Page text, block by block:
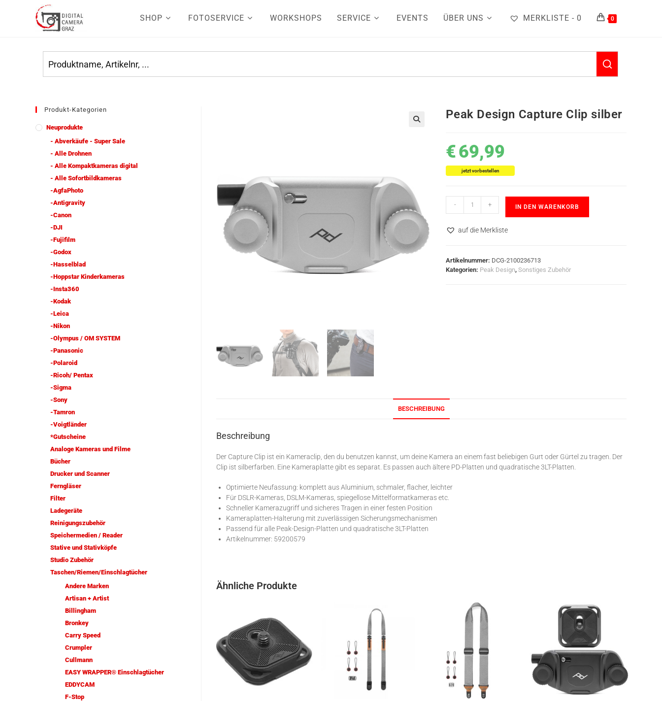
SHOP FOTOSERVICE WORKSHOPS SERVICE EVENTS ÜBER UNS MERKLISTE - 0 0
Peak Design Capture Clip silber
€69,99
jetzt vorbestellen
- + IN DEN WARENKORB
auf die Merkliste
Artikelnummer: DCG-2100236713
Kategorien: Peak Design,Sonstiges Zubehör
BESCHREIBUNG
Beschreibung
Der Capture Clip ist ein Kameraclip, den du benutzen kannst, um deine Kamera an einem fast beliebigen Gurt oder Gürtel zu tragen. Der
Clip ist silberfarben. Eine Kameraplatte gibt es separat. Es passen auch ältere PD-Platten und quadratische 3LT-Platten.
Optimierte Neufassung: komplett aus Aluminium, schmaler, flacher, leichter
Für DSLR-Kameras, DSLM-Kameras, spiegellose Mittelformatkameras etc.
Schneller Kamerazugriff und sicheres Tragen in einer festen Position
Kameraplatten-Halterung mit zuverlässigen Sicherungsmechanismen
Passend für alle Peak-Design-Platten und quadratische 3LT-Platten
Artikelnummer: 59200579
Ähnliche Produkte
Produkt-Kategorien
Neuprodukte
- Abverkäufe - Super Sale
- Alle Drohnen
- Alle Kompaktkameras digital
- Alle Sofortbildkameras
-AgfaPhoto
-Antigravity
-Canon
-DJI
-Fujifilm
-Godox
-Hasselblad
-Hoppstar Kinderkameras
-Insta360
-Kodak
-Leica
-Nikon
-Olympus / OM SYSTEM
-Panasonic
-Polaroid
-Ricoh/ Pentax
-Sigma
-Sony
-Tamron
-Voigtländer
*Gutscheine
Analoge Kameras und Filme
Bücher
Drucker und Scanner
Ferngläser
Filter
Ladegeräte
Reinigungszubehör
Speichermedien / Reader
Stative und Stativköpfe
Studio Zubehör
Taschen/Riemen/Einschlagtücher
Andere Marken
Artisan + Artist
Billingham
Bronkey
Carry Speed
Crumpler
Cullmann
EASY WRAPPER® Einschlagtücher
EDDYCAM
F-Stop